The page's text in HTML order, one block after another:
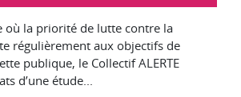
où la priorité de lutte contre la
régulièrement aux objectifs de
publique, le Collectif ALERTE
d’une étude...